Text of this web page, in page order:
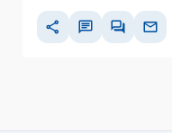
share chat forum mail